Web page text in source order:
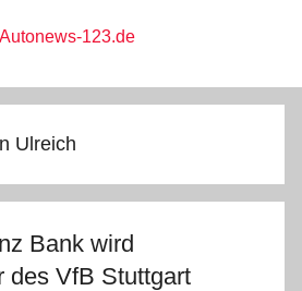
Ulreich
Bank wird
des VfB Stuttgart